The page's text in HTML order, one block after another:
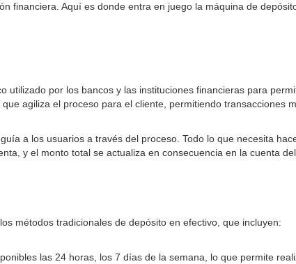
financiera. Aquí es donde entra en juego la máquina de
utilizado por los bancos y las instituciones financieras para
agiliza el proceso para el cliente, permitiendo transacciones
a los usuarios a través del proceso. Todo lo que necesita
y el monto total se actualiza en consecuencia en la cuenta del
métodos tradicionales de depósito en efectivo, que incluyen:
las 24 horas, los 7 días de la semana, lo que permite